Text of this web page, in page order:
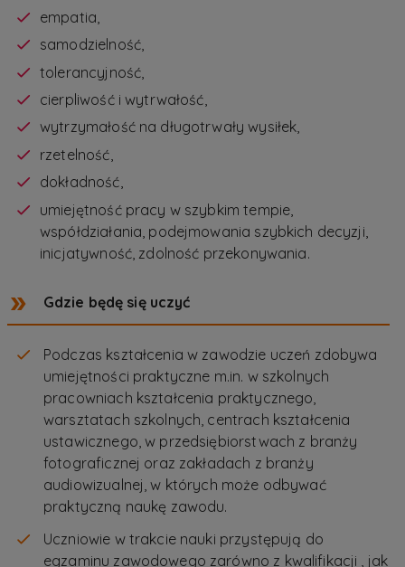
empatia,
samodzielność,
tolerancyjność,
cierpliwość i wytrwałość,
wytrzymałość na długotrwały wysiłek,
rzetelność,
dokładność,
umiejętność pracy w szybkim tempie,
współdziałania, podejmowania szybkich decyzji,
inicjatywność, zdolność przekonywania.
Gdzie będę się uczyć
Podczas kształcenia w zawodzie uczeń zdobywa
umiejętności praktyczne m.in. w szkolnych
pracowniach kształcenia praktycznego,
warsztatach szkolnych, centrach kształcenia
ustawicznego, w przedsiębiorstwach z branży
fotograficznej oraz zakładach z branży
audiowizualnej, w których może odbywać
praktyczną naukę zawodu.
Uczniowie w trakcie nauki przystępują do
egzaminu zawodowego zarówno z kwalifikacji , jak